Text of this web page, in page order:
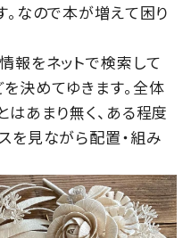
。なので本が増えて困り
報をネットで検索して
決めてゆきます。全体
あまり無く、ある程度
を見ながら配置・組み